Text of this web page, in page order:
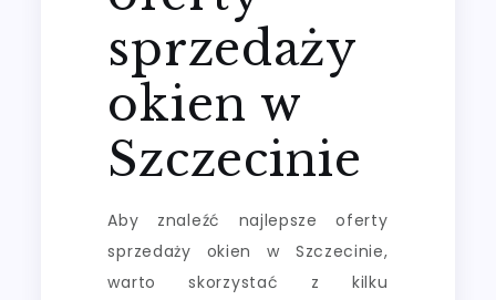
sprzedaży
okien w
Szczecinie
Aby znaleźć najlepsze oferty
sprzedaży okien w Szczecinie,
warto skorzystać z kilku